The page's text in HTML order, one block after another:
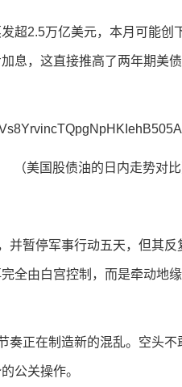
超2.5万亿美元，本月可能创
息，这直接推高了两年期美
（美国股债油的日内走势对比
并暂停军事行动五天，但其
全由白宫控制，而是牵动地
奏正在制造新的混乱。空头
公关操作。